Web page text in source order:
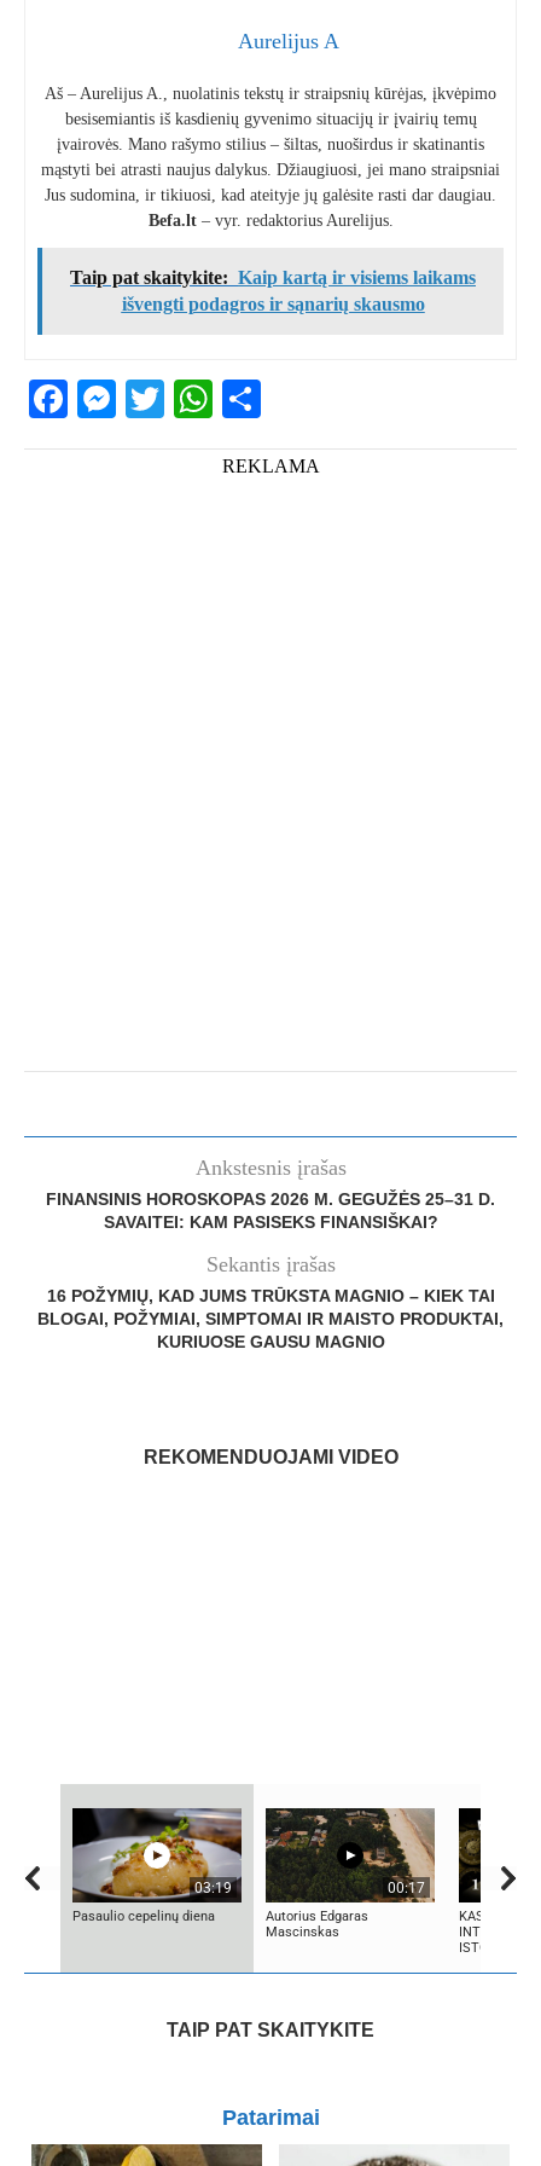
Aurelijus A
Aš – Aurelijus A., nuolatinis tekstų ir straipsnių kūrėjas, įkvėpimo
besisemiantis iš kasdienių gyvenimo situacijų ir įvairių temų
įvairovės. Mano rašymo stilius – šiltas, nuoširdus ir skatinantis
mąstyti bei atrasti naujus dalykus. Džiaugiuosi, jei mano straipsniai
Jus sudomina, ir tikiuosi, kad ateityje jų galėsite rasti dar daugiau.
Befa.lt– vyr. redaktorius Aurelijus.
Taip pat skaitykite: Kaip kartą ir visiems laikams
išvengti podagros ir sąnarių skausmo
Facebook
Messenger
TwitterWhatsApp
REKLAMA
Ankstesnis įrašas
FINANSINIS HOROSKOPAS 2026 M. GEGUŽĖS 25–31 D.
SAVAITEI: KAM PASISEKS FINANSIŠKAI?
Sekantis įrašas
16 POŽYMIŲ, KAD JUMS TRŪKSTA MAGNIO – KIEK TAI
BLOGAI, POŽYMIAI, SIMPTOMAI IR MAISTO PRODUKTAI,
KURIUOSE GAUSU MAGNIO
REKOMENDUOJAMI VIDEO
03:19
Pasaulio cepelinų diena
00:17
Autorius Edgaras
Mascinskas
KAS
INTELEKTĄ?
ISTORIJA IR
TAIP PAT SKAITYKITE
Patarimai